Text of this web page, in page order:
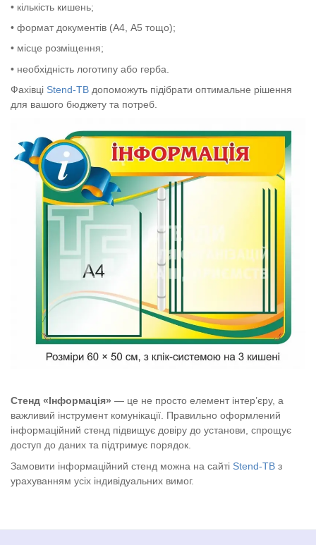
• кількість кишень;
• формат документів (А4, А5 тощо);
• місце розміщення;
• необхідність логотипу або герба.
Фахівці Stend-TB допоможуть підібрати оптимальне рішення
для вашого бюджету та потреб.
Стенд «Інформація» — це не просто елемент інтер’єру, а
важливий інструмент комунікації. Правильно оформлений
інформаційний стенд підвищує довіру до установи, спрощує
доступ до даних та підтримує порядок.
Замовити інформаційний стенд можна на сайті Stend-TB з
урахуванням усіх індивідуальних вимог.